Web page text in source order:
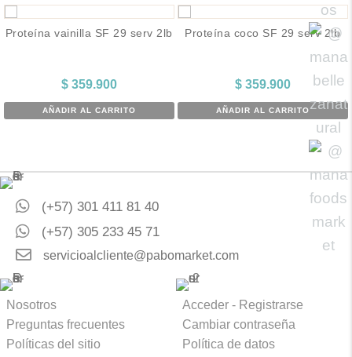
Proteína vainilla SF 29 serv 2lb
$359.900
AÑADIR AL CARRITO
Proteína coco SF 29 serv 2lb
$359.900
AÑADIR AL CARRITO
(+57) 301 411 81 40
(+57) 305 233 45 71
servicioalcliente@pabomarket.com
Nosotros
Preguntas frecuentes
Políticas del sitio
Acceder - Registrarse
Cambiar contraseña
Política de datos